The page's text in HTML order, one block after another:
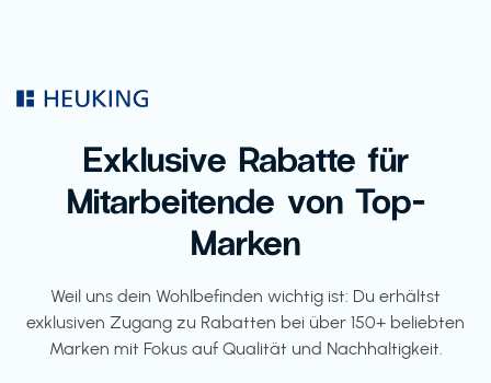
Exklusive Rabatte für
Mitarbeitende von Top-
Marken
Weil uns dein Wohlbefinden wichtig ist: Du erhältst
exklusiven Zugang zu Rabatten bei über 150+ beliebten
Marken mit Fokus auf Qualität und Nachhaltigkeit.